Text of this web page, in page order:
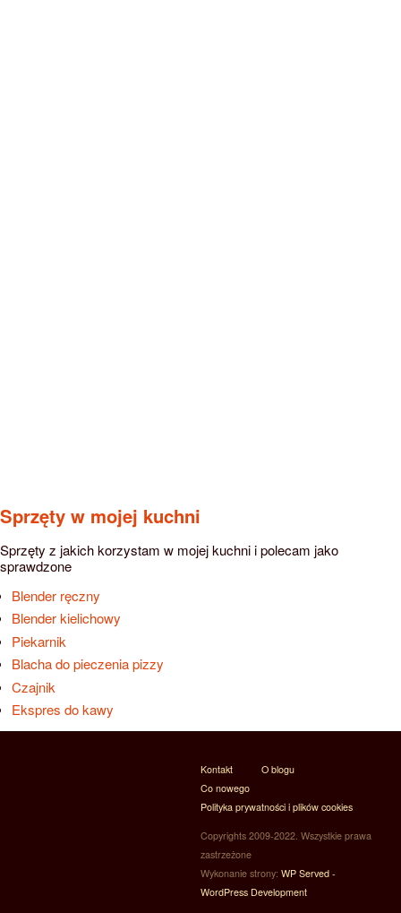
Sprzęty w mojej kuchni
Sprzęty z jakich korzystam w mojej kuchni i polecam jako
sprawdzone
Blender ręczny
Blender kielichowy
Piekarnik
Blacha do pieczenia pizzy
Czajnik
Ekspres do kawy
Kontakt
O blogu
Co nowego
Polityka prywatności i plików cookies
Copyrights 2009-2022. Wszystkie prawa
zastrzeżone
Wykonanie strony: WP Served -
WordPress Development